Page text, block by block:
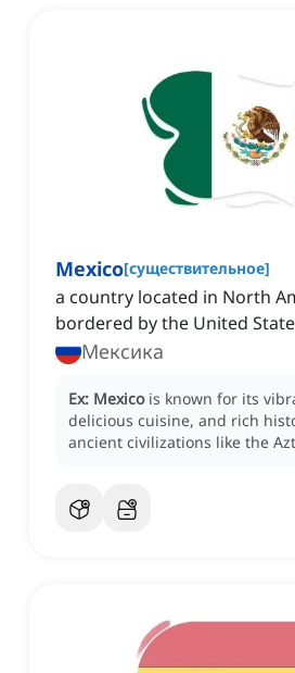
Mexico[существительное]
a country located in North
bordered by the United
Мексика
Ex: Mexico is known for its
delicious cuisine, and rich
ancient civilizations like the